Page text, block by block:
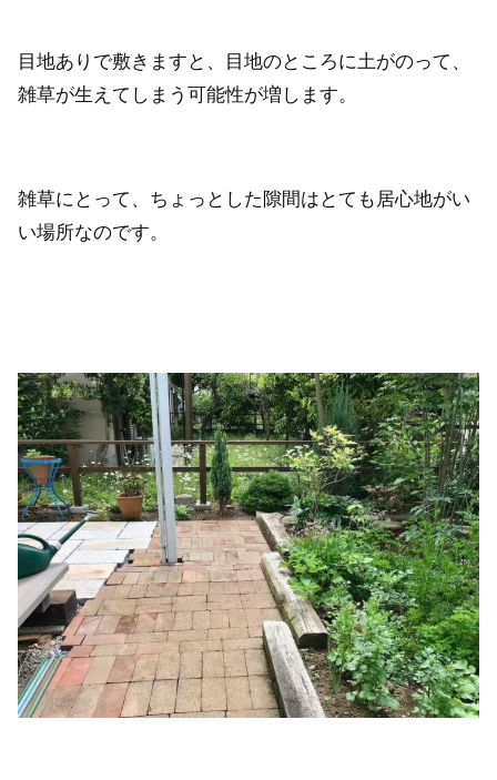
目地ありで敷きますと、目地のところに土がのって、
雑草が生えてしまう可能性が増します。
雑草にとって、ちょっとした隙間はとても居心地がい
い場所なのです。